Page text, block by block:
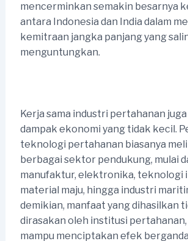
mencerminkan semakin besarnya
antara Indonesia dan India dalam
kemitraan jangka panjang yang
menguntungkan.
Kerja sama industri pertahanan
dampak ekonomi yang tidak kecil.
teknologi pertahanan biasanya
berbagai sektor pendukung, mulai
manufaktur, elektronika, teknologi
material maju, hingga industri
demikian, manfaat yang dihasilkan
dirasakan oleh institusi
mampu menciptakan efek